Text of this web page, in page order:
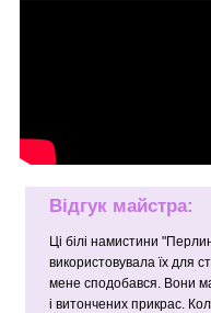
Відгук майстра:
Ці білі намистини
використовувала їх для
мене сподобався. Вони
і витончених прикрас.